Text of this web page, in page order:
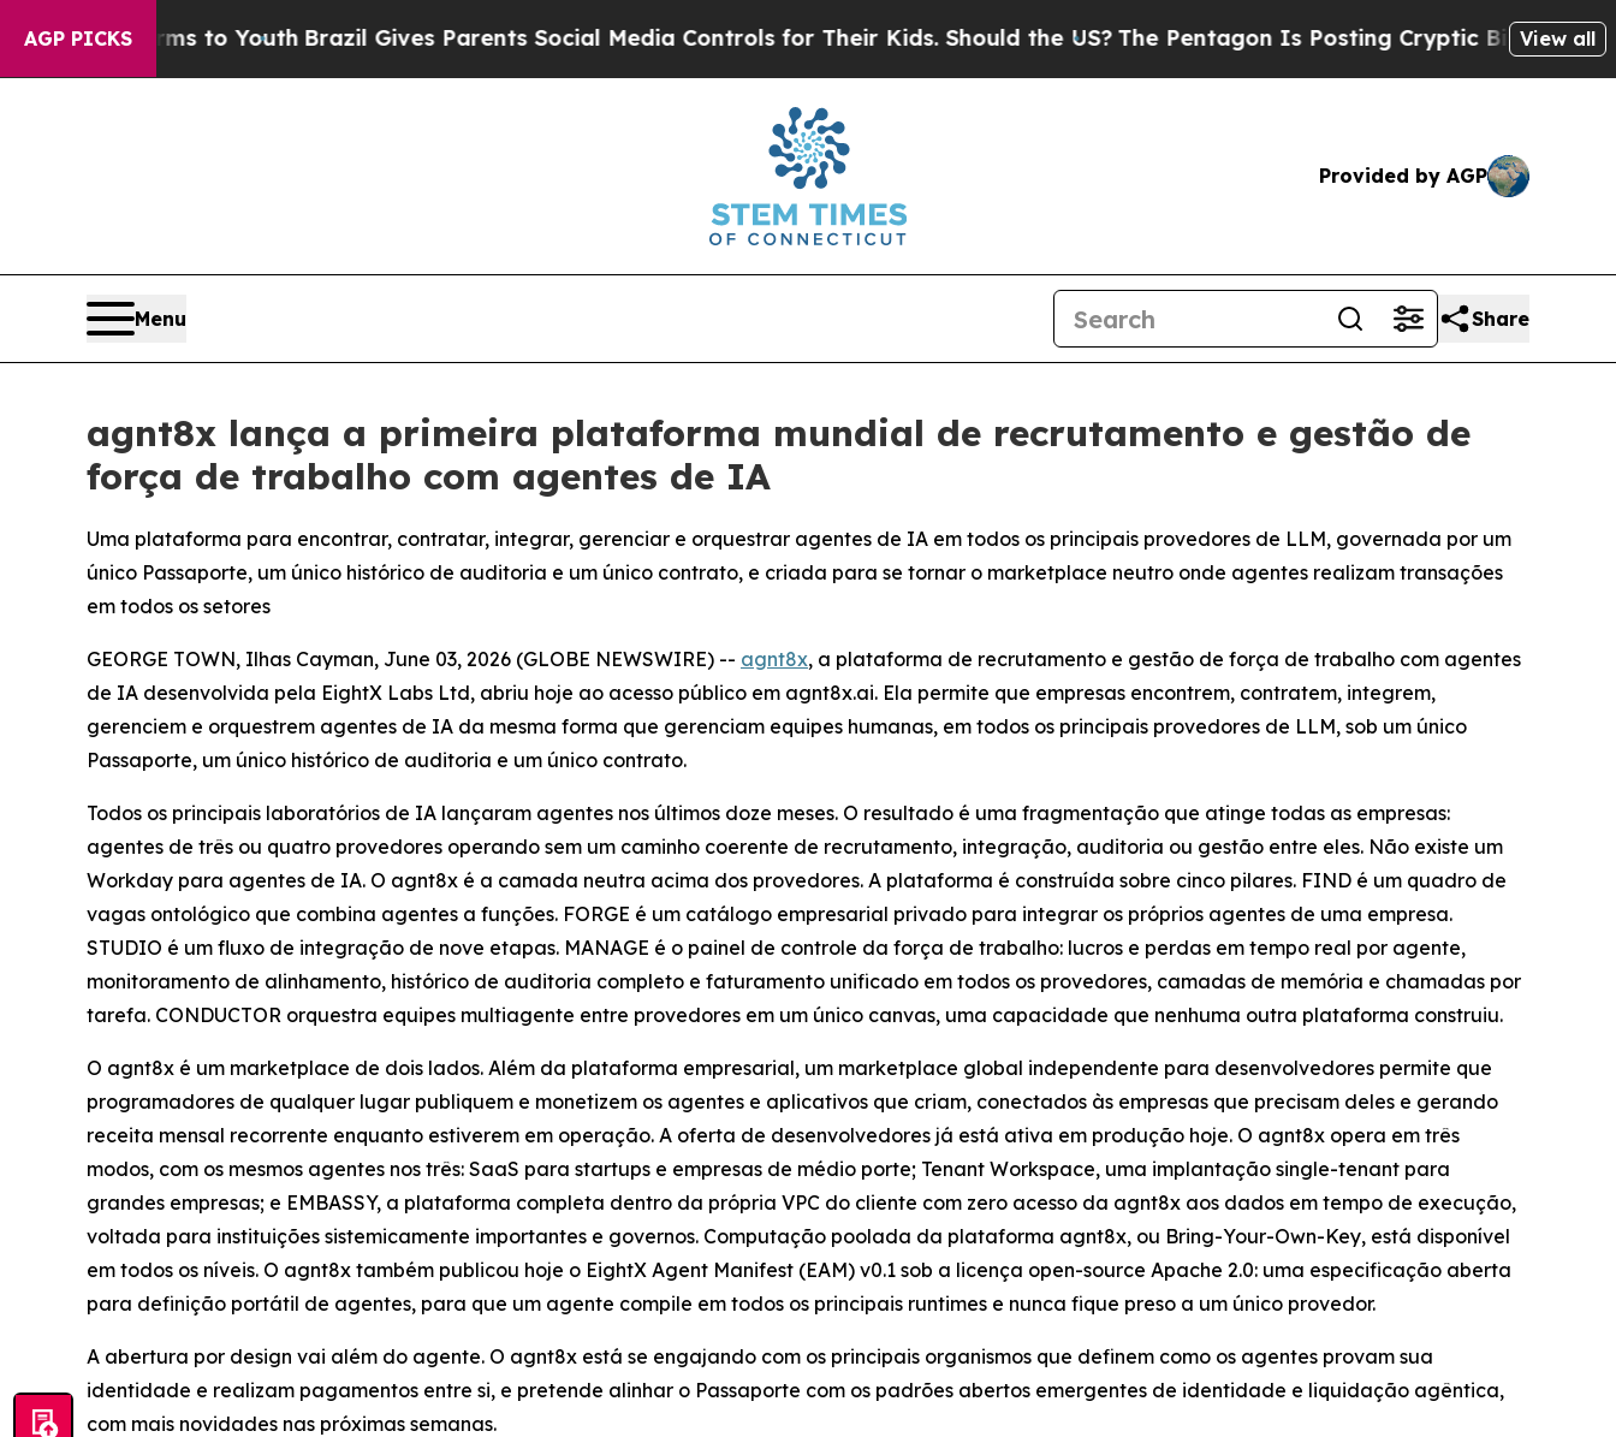
AGP PICKS
Harms to YouthBrazil Gives Parents Social Media Controls for Their Kids. Should the US? The Pentagon Is Posting Cryptic Biblical Messages
View all
Provided by AGP
Menu Share
agnt8x lança a primeira plataforma mundial de recrutamento e gestão de
força de trabalho com agentes de IA
Uma plataforma para encontrar, contratar, integrar, gerenciar e orquestrar agentes de IA em todos os principais provedores de LLM, governada por um
único Passaporte, um único histórico de auditoria e um único contrato, e criada para se tornar o marketplace neutro onde agentes realizam transações
em todos os setores
GEORGE TOWN, Ilhas Cayman, June 03, 2026 (GLOBE NEWSWIRE) -- agnt8x, a plataforma de recrutamento e gestão de força de trabalho com agentes
de IA desenvolvida pela EightX Labs Ltd, abriu hoje ao acesso público em agnt8x.ai. Ela permite que empresas encontrem, contratem, integrem,
gerenciem e orquestrem agentes de IA da mesma forma que gerenciam equipes humanas, em todos os principais provedores de LLM, sob um único
Passaporte, um único histórico de auditoria e um único contrato.
Todos os principais laboratórios de IA lançaram agentes nos últimos doze meses. O resultado é uma fragmentação que atinge todas as empresas:
agentes de três ou quatro provedores operando sem um caminho coerente de recrutamento, integração, auditoria ou gestão entre eles. Não existe um
Workday para agentes de IA. O agnt8x é a camada neutra acima dos provedores. A plataforma é construída sobre cinco pilares. FIND é um quadro de
vagas ontológico que combina agentes a funções. FORGE é um catálogo empresarial privado para integrar os próprios agentes de uma empresa.
STUDIO é um fluxo de integração de nove etapas. MANAGE é o painel de controle da força de trabalho: lucros e perdas em tempo real por agente,
monitoramento de alinhamento, histórico de auditoria completo e faturamento unificado em todos os provedores, camadas de memória e chamadas por
tarefa. CONDUCTOR orquestra equipes multiagente entre provedores em um único canvas, uma capacidade que nenhuma outra plataforma construiu.
O agnt8x é um marketplace de dois lados. Além da plataforma empresarial, um marketplace global independente para desenvolvedores permite que
programadores de qualquer lugar publiquem e monetizem os agentes e aplicativos que criam, conectados às empresas que precisam deles e gerando
receita mensal recorrente enquanto estiverem em operação. A oferta de desenvolvedores já está ativa em produção hoje. O agnt8x opera em três
modos, com os mesmos agentes nos três: SaaS para startups e empresas de médio porte; Tenant Workspace, uma implantação single-tenant para
grandes empresas; e EMBASSY, a plataforma completa dentro da própria VPC do cliente com zero acesso da agnt8x aos dados em tempo de execução,
voltada para instituições sistemicamente importantes e governos. Computação poolada da plataforma agnt8x, ou Bring-Your-Own-Key, está disponível
em todos os níveis. O agnt8x também publicou hoje o EightX Agent Manifest (EAM) v0.1 sob a licença open-source Apache 2.0: uma especificação aberta
para definição portátil de agentes, para que um agente compile em todos os principais runtimes e nunca fique preso a um único provedor.
A abertura por design vai além do agente. O agnt8x está se engajando com os principais organismos que definem como os agentes provam sua
identidade e realizam pagamentos entre si, e pretende alinhar o Passaporte com os padrões abertos emergentes de identidade e liquidação agêntica,
com mais novidades nas próximas semanas.